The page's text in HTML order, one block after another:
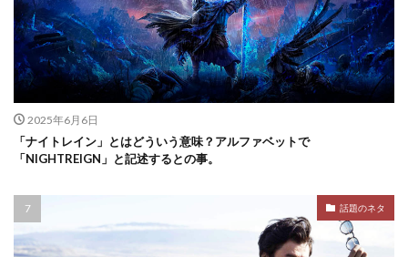
2025年6月6日
「ナイトレイン」とはどういう意味？アルファベットで
「NIGHTREIGN」と記述するとの事。
話題のネタ